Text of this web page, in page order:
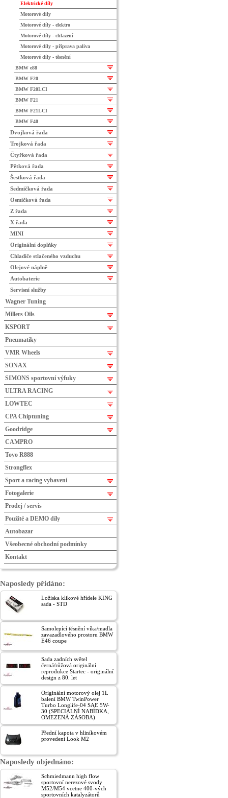
Elektrické díly
Motorové díly
Motorové díly - elektro
Motorové díly - chlazení
Motorové díly - příprava paliva
Motorové díly - těsnění
BMW e88
BMW F20
BMW F20LCI
BMW F21
BMW F21LCI
BMW F40
Dvojková řada
Trojková řada
Čtyřková řada
Pětková řada
Šestková řada
Sedmičková řada
Osmičková řada
Z řada
X řada
MINI
Originální doplňky
Chladiče stlačeného vzduchu
Olejové náplně
Autobaterie
Servisní služby
Wagner Tuning
Millers Oils
KSPORT
Pneumatiky
VMR Wheels
SONAX
SIMONS sportovní výfuky
ULTRA RACING
LOWTEC
CPA Chiptuning
Goodridge
CAMPRO
Toyo R888
Strongflex
Sport a racing vybavení
Fotogalerie
Prodej / servis
Použité a DEMO díly
Autobazar
Všeobecné obchodní podmínky
Kontakt
Naposledy přidáno:
Ložiska klikové hřídele KING
sada - STD
Samolepící těsnění víka/madla
zavazadlového prostoru BMW
E46 coupe
Sada zadních světel
černá/růžová originální
reprodukce Startec - originální
design z 80. let
Originální motorový olej 1L
balení BMW TwinPower
Turbo Longlife-04 SAE 5W-
30 (SPECIÁLNÍ NABÍDKA,
OMEZENÁ ZÁSOBA)
Přední kapota v hliníkovém
provedení Look M2
Naposledy objednáno:
Schmiedmann high flow
sportovní nerezové svody
M52/M54 vcetne 400-vých
sportovních katalyzátorů